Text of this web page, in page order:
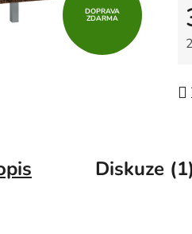
DOPRAVA
ZDARMA
Diskuze